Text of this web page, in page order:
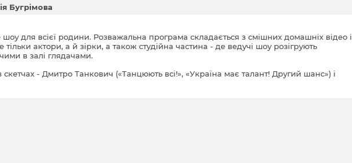
Бугрімова
для всієї родини. Розважальна програма складається з смішних домашніх відео і
тільки актори, а й зірки, а також студійна частина - де ведучі шоу розігрують
в залі глядачами.
скетчах - Дмитро Танкович («Танцюють всі!», «Україна має талант! Другий шанс») і